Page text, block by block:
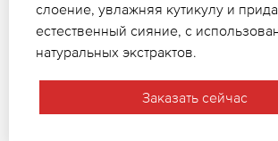
слоение, увлажняя кутикулу и
естественный сияние, с
натуральных экстрактов.
Заказать сейчас